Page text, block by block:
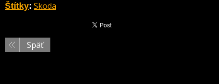
Štítky: Skoda
Späť